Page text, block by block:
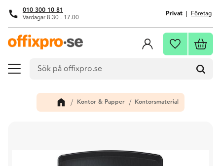
Meny
010 300 10 81
Vardagar 8.30 - 17.00 Privat Företag
Favoriter
Kontor & Papper Kontorsmaterial